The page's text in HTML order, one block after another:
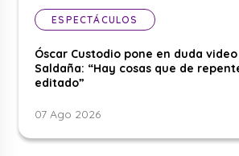
ESPECTÁCULOS
Óscar Custodio pone en duda
Saldaña: “Hay cosas que de
editado”
07 Ago 2026